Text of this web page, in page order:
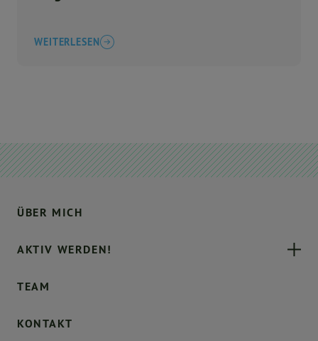
WEITERLESEN
ÜBER MICH
AKTIV WERDEN!
TEAM
KONTAKT